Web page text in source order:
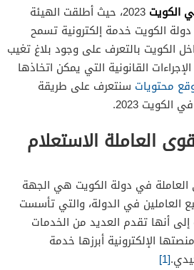
الكويت
2023، حيث أطلقت الهيئة
الكويت خدمة إلكترونية تسمح
الكويت بالتعرف على وجود بلاغ تغيب
القانونية التي يمكن اتخاذها
محتويات سنتعرف على طريقة
2023.
العاملة الاستعلام
العاملة في دولة الكويت هي الجهة
العاملين في الدولة، والتي تأسست
إلى أنها تقدم العديد من الخدمات
الإلكترونية أبرزها خدمة
[1]